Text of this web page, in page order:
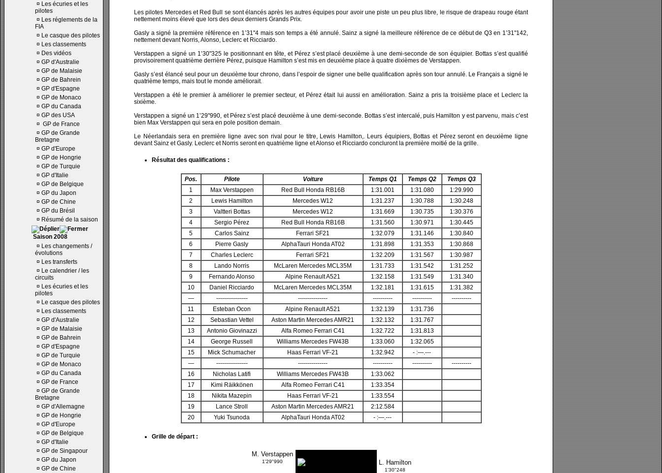
¤ Les écuries et les
pilotes
¤ Les réglements de la
FIA
¤ Le casque des pilotes
¤ Les classements
¤ Des vidéos
¤ GP d'Australie
¤ GP de Malaisie
¤ GP de Bahrein
¤ GP d'Espagne
¤ GP de Monaco
¤ GP du Canada
¤ GP des USA
¤ GP de France
¤ GP de Grande
Bretagne
¤ GP d'Europe
¤ GP de Hongrie
¤ GP de Turquie
¤ GP d'Italie
¤ GP de Belgique
¤ GP du Japon
¤ GP de Chine
¤ GP du Brésil
¤ Résumé de la saison
Saison 2008
¤ Les changements /
évolutions
¤ Les transferts
¤ Le calendrier / les
circuits
¤ Les écuries et les
pilotes
¤ Le casque des pilotes
¤ Les classements
¤ GP d'Australie
¤ GP de Malaisie
¤ GP de Bahrein
¤ GP d'Espagne
¤ GP de Turquie
¤ GP de Monaco
¤ GP du Canada
¤ GP de France
¤ GP de Grande
Bretagne
¤ GP d'Allemagne
¤ GP de Hongrie
¤ GP d'Europe
¤ GP de Belgique
¤ GP d'Italie
¤ GP de Singapour
¤ GP du Japon
¤ GP de Chine
Les pilotes Mercedes et Red Bull se sont élancés après les autres équipes pour avoir une piste un peu plus libre, le risque de drapeau rouge étant
nettement moins élevé que lors des deux derniers Grands Prix.
Gasly a signé la première référence en 1’31"4 mais son temps a été annulé. Sainz a signé la meilleure référence de ce début de Q3 en 1’31"142,
nettement devant Norris, Alonso, Leclerc et Ricciardo.
Verstappen a signé un 1’30"325 le positionnant en tête, et Pérez s’est placé deuxième à une demi-seconde de son équipier. Bottas s’est qualifié
provisoirement quatrième derrière Pérez, puisque Hamilton s’est mis en deuxième place à quatre dixièmes de Verstappen.
Gasly s’est élancé seul pour un deuxième tour chrono, dans l’espoir de signer une belle qualification après son tour annulé. Le Français a signé le
quatrième temps, mais tout le monde améliorait.
Verstappen a été le premier à améliorer le premier secteur, et Pérez était lui aussi en amélioration. Sainz a pris la troisième place et Leclerc la
sixième.
Verstappen a signé un 1’29"990, et Pérez s’est placé deuxième à une demi-seconde. Bottas s’est intercalé, puis Hamilton y est parvenu, mais c’est
bien Max Verstappen qui sera en pole position demain.
Le Néerlandais sera en première ligne avec son rival pour le titre, Lewis Hamilton,. Leurs équipiers, Bottas et Pérez seront en deuxième ligne
devant Sainz et Gasly. Leclerc et Norris seront en quatrième ligne et Alonso et Ricciardo concluront la première moitié de la grille.
Résultat des qualifications :
Pos. Pilote Voiture Temps Q1 Temps Q2
Temps Q3
1
Max Verstappen Red Bull Honda RB16B 1:31.001 1:31.080
1:29.990
2
Lewis Hamilton Mercedes W12 1:31.237 1:30.788
1:30.248
3
Valtteri Bottas Mercedes W12 1:31.669 1:30.735
1:30.376
4
Sergio Pérez Red Bull Honda RB16B 1:31.560 1:30.971
1:30.445
5
Carlos Sainz Ferrari SF21 1:32.079 1:31.146
1:30.840
6
Pierre Gasly AlphaTauri Honda AT02 1:31.898 1:31.353
1:30.868
7
Charles Leclerc Ferrari SF21 1:32.209 1:31.567
1:30.987
8
Lando Norris McLaren Mercedes MCL35M 1:31.733 1:31.542
1:31.252
9
Fernando Alonso Alpine Renault A521 1:32.158 1:31.549
1:31.340
10
Daniel Ricciardo McLaren Mercedes MCL35M 1:32.181 1:31.615
1:31.382
—
---------------- --------------- ---------- ----------
----------
11
Esteban Ocon Alpine Renault A521 1:32.139
1:31.736
12
Sebastian Vettel Aston Martin Mercedes AMR21 1:32.132
1:31.767
13
Antonio Giovinazzi Alfa Romeo Ferrari C41 1:32.722
1:31.813
14
George Russell Williams Mercedes FW43B 1:33.060
1:32.065
15
Mick Schumacher Haas Ferrari VF-21 1:32.942
- :—.---
—
---------------- --------------- ---------- ----------
----------
16
Nicholas Latifi Williams Mercedes FW43B
1:33.062
17
Kimi Räikkönen Alfa Romeo Ferrari C41
1:33.354
18
Nikita Mazepin Haas Ferrari VF-21
1:33.554
19
Lance Stroll Aston Martin Mercedes AMR21
2:12.584
20
Yuki Tsunoda AlphaTauri Honda AT02 - :—.---
Grille de départ :
M. Verstappen
1'29"990 L. Hamilton
1'30"248